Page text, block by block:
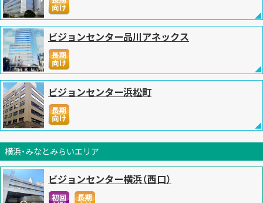
ビジョンセンター品川アネックス
ビジョンセンター浜松町
横浜・みなとみらいエリア
ビジョンセンター横浜（西口）